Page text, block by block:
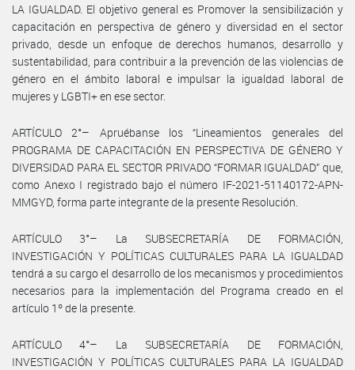
LA IGUALDAD. El objetivo general es Promover la sensibilización y
capacitación en perspectiva de género y diversidad en el sector
privado, desde un enfoque de derechos humanos, desarrollo y
sustentabilidad, para contribuir a la prevención de las violencias de
género en el ámbito laboral e impulsar la igualdad laboral de
mujeres y LGBTI+ en ese sector.
ARTÍCULO 2°– Apruébanse los “Lineamientos generales del
PROGRAMA DE CAPACITACIÓN EN PERSPECTIVA DE GÉNERO Y
DIVERSIDAD PARA EL SECTOR PRIVADO “FORMAR IGUALDAD” que,
como Anexo I registrado bajo el número IF-2021-51140172-APN-
MMGYD, forma parte integrante de la presente Resolución.
ARTÍCULO 3°– La SUBSECRETARÍA DE FORMACIÓN,
INVESTIGACIÓN Y POLÍTICAS CULTURALES PARA LA IGUALDAD
tendrá a su cargo el desarrollo de los mecanismos y procedimientos
necesarios para la implementación del Programa creado en el
artículo 1º de la presente.
ARTÍCULO 4°– La SUBSECRETARÍA DE FORMACIÓN,
INVESTIGACIÓN Y POLÍTICAS CULTURALES PARA LA IGUALDAD